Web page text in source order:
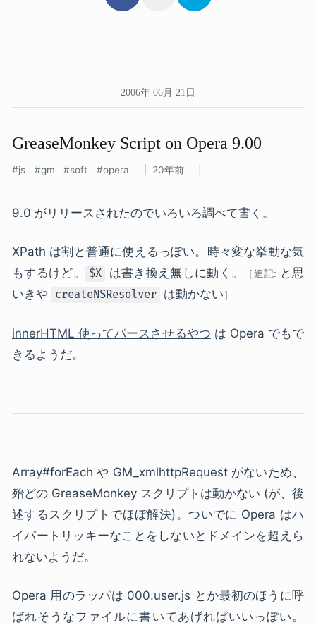
2006年 06月 21日
GreaseMonkey Script on Opera 9.00
js gm soft opera 20年前
9.0 がリリースされたのでいろいろ調べて書く。
XPath は割と普通に使えるっぽい。時々変な挙動な気
もするけど。
$X は書き換え無しに動く。
と思
いきや createNSResolver は動かない
innerHTML 使ってパースさせるやつ は Opera でもで
きるようだ。
Array#forEach や GM_xmlhttpRequest がないため、
殆どの GreaseMonkey スクリプトは動かない (が、後
述するスクリプトでほぼ解決)。ついでに Opera はハ
イパートリッキーなことをしないとドメインを超えら
れないようだ。
Opera 用のラッパは 000.user.js とか最初のほうに呼
ばれそうなファイルに書いてあげればいいっぽい。